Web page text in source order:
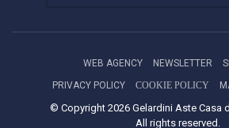
WEB AGENCY NEWSLETTER
PRIVACY POLICY
COOKIE POLICY
© Copyright 2026 Gelardini Aste Casa
All rights reserved.